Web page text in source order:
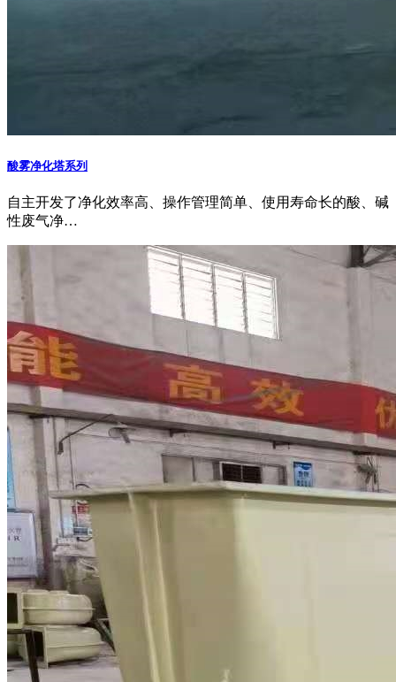
酸雾净化塔系列
自主开发了净化效率高、操作管理简单、使用寿命长的酸、碱
性废气净…